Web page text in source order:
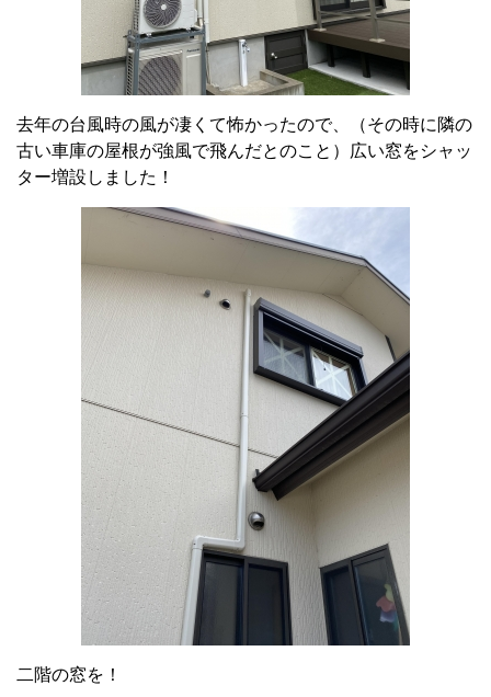
去年の台風時の風が凄くて怖かったので、（その時に隣の
古い車庫の屋根が強風で飛んだとのこと）広い窓をシャッ
ター増設しました！
二階の窓を！